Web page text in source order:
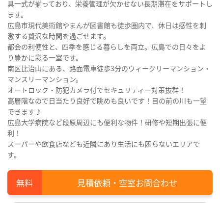
具一式が揃っており、栄養管理が欠かせない長期滞在をサポートし
ます。
広島市現代美術館やまんが図書館も徒歩圏内で、休日は感性を刺
激する贅沢な時間を過ごせます。
都会の利便性と、四季を感じる暮らしを両立。広島での日々をよ
り豊かに彩る一室です。
南区比治山にある、路面電車徒歩3分のウィークリーマンション・
マンスリーマンション。
オートロック・防犯カメラ付でセキュリティー対策抜群！
高層階なので日当たり良好で眺めも良いです！目の前の川も一望
できます♪
広島大学病院など段原周辺にも便利な物件！研修や短期出張に便
利！
スーパーや飲食店なども近隣にあり生活にも困らないエリアで
す。
見積依頼・空室お問合わせ